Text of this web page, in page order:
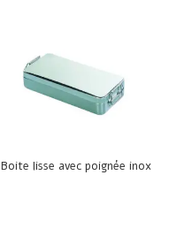
Boite lisse avec poignée inox